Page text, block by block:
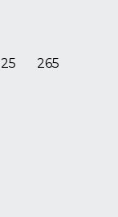
265